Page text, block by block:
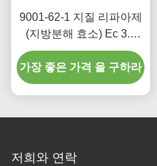
9001-62-1 지질 리파아제
(지방분해 효소) Ec 3.1
1.3 석유 유출 퇴보 식품
첨가물 크기
가장 좋은 가격 을 구하라
저희와 연락